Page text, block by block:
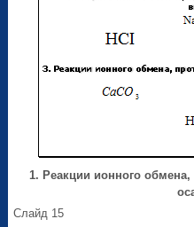
1. Реакции ионного
Слайд 15